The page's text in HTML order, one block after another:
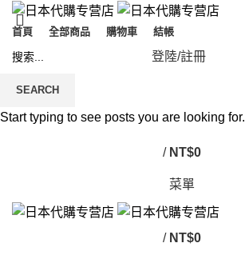
首頁 全部商品 購物車 結帳
登陸/註冊
/ NT$0
菜單
/ NT$0
SEARCH
Start typing to see posts you are looking for.